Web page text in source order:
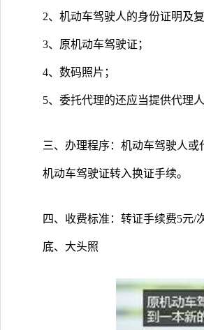
2、机动车驾驶人的身份证明及复
3、原机动车驾驶证；
4、数码照片；
5、委托代理的还应当提供代理
三、办理程序：机动车驾驶人
机动车驾驶证转入换证手续。
四、收费标准：转证手续费5元/
底、大头照